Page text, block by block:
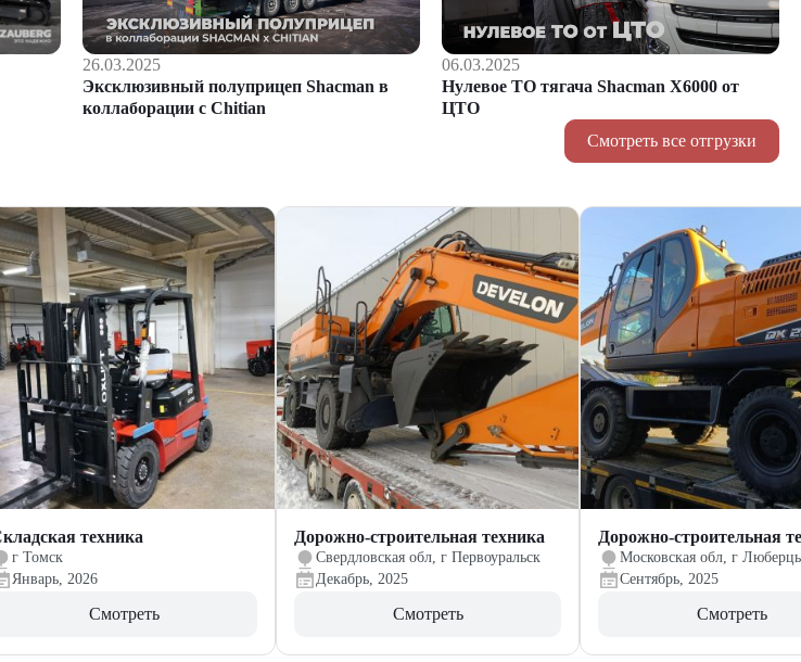
26.03.2025
Эксклюзивный полуприцеп Shacman в
коллаборации с Chitian
06.03.2025
Нулевое ТО тягача Shacman Х6000 от
ЦТО
Смотреть все отгрузки
техника
г Томск
Январь, 2026
Смотреть
Дорожно-строительная техника
Свердловская обл, г Первоуральск
Декабрь, 2025
Смотреть
Дорожно-строительная
Московская обл, г
Сентябрь, 2025
Смотреть